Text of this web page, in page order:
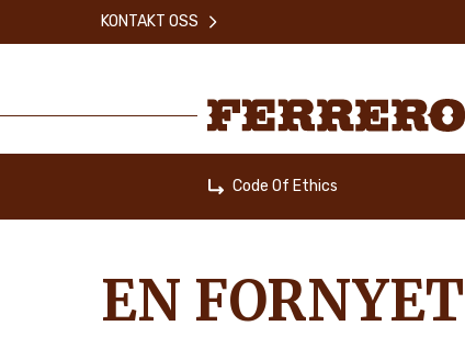
KONTAKT OSS
Code Of Ethics
EN